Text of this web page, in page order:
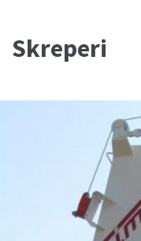
Skreperi